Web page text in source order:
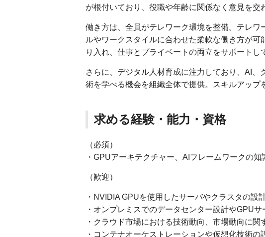
が根付いており、役職や年齢に関係なく意見を交
働き方は、全員がテレワーク環境を整備。テレ
ルやワークスタイルに合わせた柔軟な働き方が
り入れ、仕事とプライベートの両立をサポートし
さらに、デジタル人材育成に注力しており、AI
術を学べる機会を組織全体で提供。スキルアップ
求める経験・能力・資格
（必須）
・GPUアーキテクチャー、AIフレームワークの
（歓迎）
・NVIDIA GPUを使用したサーバやクラスタの設
・オンプレミスでのデータセンター設計やGPUサ
・クラウド市場における技術動向、市場動向に関
・コンテナオーケストレーションや仮想化技術の